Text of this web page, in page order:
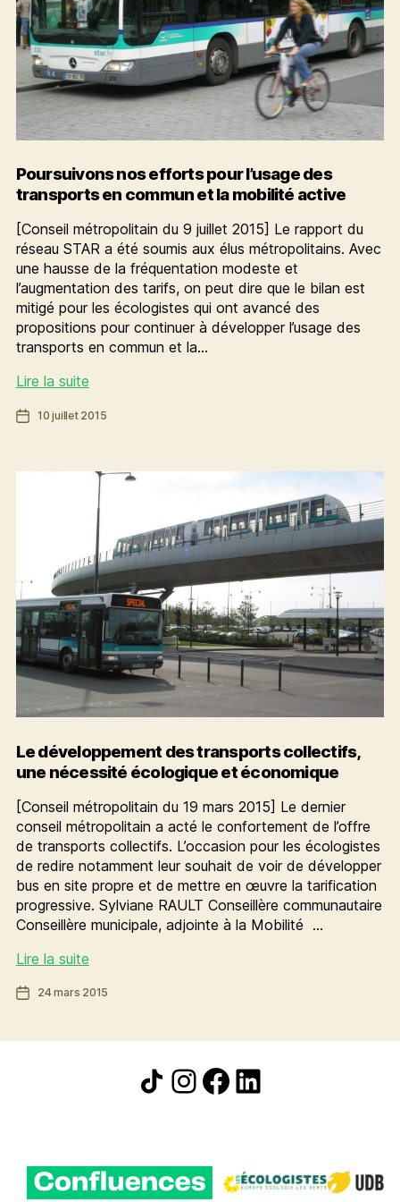
Poursuivons nos efforts pour l’usage des
transports en commun et la mobilité active
[Conseil métropolitain du 9 juillet 2015] Le rapport du
réseau STAR a été soumis aux élus métropolitains. Avec
une hausse de la fréquentation modeste et
l’augmentation des tarifs, on peut dire que le bilan est
mitigé pour les écologistes qui ont avancé des
propositions pour continuer à développer l’usage des
transports en commun et la…
Lire la suitePoursuivons
efforts
des
transports
en
commun
et
la
mobilité
active
Date10 juillet 2015
Le développement des transports collectifs,
une nécessité écologique et économique
[Conseil métropolitain du 19 mars 2015] Le dernier
conseil métropolitain a acté le confortement de l’offre
de transports collectifs. L’occasion pour les écologistes
de redire notamment leur souhait de voir de développer
bus en site propre et de mettre en œuvre la tarification
progressive. Sylviane RAULT Conseillère communautaire
Conseillère municipale, adjointe à la Mobilité …
Lire la suiteLe
des
nécessité
écologique
Date24 mars 2015
Icône de partage
Instagram
Facebook
LinkedIn